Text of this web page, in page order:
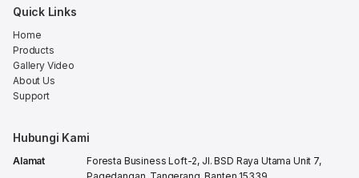
Quick Links
Home
Products
Gallery Video
About Us
Support
Hubungi Kami
Alamat
Foresta Business Loft-2, Jl. BSD Raya Utama Unit 7,